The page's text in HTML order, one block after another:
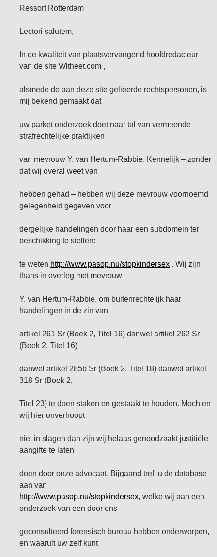
Ressort Rotterdam
Lectori salutem,
In de kwaliteit van plaatsvervangend hoofdredacteur
van de site Witheet.com ,
alsmede de aan deze site gelieerde rechtspersonen, is
mij bekend gemaakt dat
uw parket onderzoek doet naar tal van vermeende
strafrechtelijke praktijken
van mevrouw Y. van Hertum-Rabbie. Kennelijk – zonder
dat wij overal weet van
hebben gehad – hebben wij deze mevrouw voornoemd
gelegenheid gegeven voor
dergelijke handelingen door haar een subdomein ter
beschikking te stellen:
te weten http://www.pasop.nu/stopkindersex . Wij zijn
thans in overleg met mevrouw
Y. van Hertum-Rabbie, om buitenrechtelijk haar
handelingen in de zin van
artikel 261 Sr (Boek 2, Titel 16) danwel artikel 262 Sr
(Boek 2, Titel 16)
danwel artikel 285b Sr (Boek 2, Titel 18) danwel artikel
318 Sr (Boek 2,
Titel 23) te doen staken en gestaakt te houden. Mochten
wij hier onverhoopt
niet in slagen dan zijn wij helaas genoodzaakt justitiële
aangifte te laten
doen door onze advocaat. Bijgaand treft u de database
aan van
http://www.pasop.nu/stopkindersex, welke wij aan een
onderzoek van een door ons
geconsulteerd forensisch bureau hebben onderworpen,
en waaruit uw zelf kunt